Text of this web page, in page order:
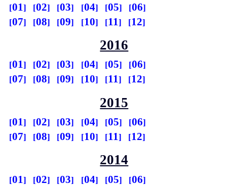
01 02 03 04 05
06
07
08 09 10 11 12
2016
01 02 03 04 05
06
07
08 09 10 11 12
2015
01 02 03 04 05
06
07
08 09 10 11 12
2014
01 02 03 04 05
06